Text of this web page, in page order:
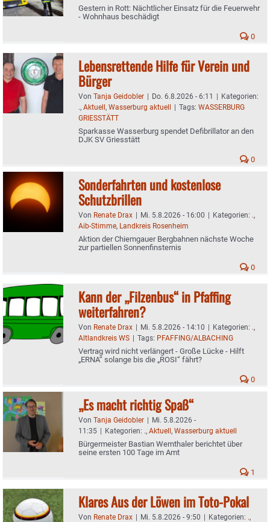
Gestern in Rott: Nächtlicher Einsatz für die Feuerwehr
- Wohnhaus beschädigt
0
Lebensrettende Hilfe für Verein und
Bürger
Von Tanja Geidobler | Do. 6.8.2026 - 6:11 | Kategorien:
., Aktuell, Wasserburg aktuell | Tags: WASSERBURG
GRIESSTÄTT
Sparkasse Wasserburg spendet Defibrillator an den
DJK SV Griesstätt
0
Sonderfahrten und kostenlose
Schutzbrillen
Von Renate Drax | Mi. 5.8.2026 - 16:00 | Kategorien: .,
Aib-Stimme, Landkreis Rosenheim
Aktion der Chiemgauer Bergbahnen nächste Woche
zur partiellen Sonnenfinsternis
0
Kann der „Filzenbus“ in Pfaffing
weiterfahren?
Von Renate Drax | Mi. 5.8.2026 - 14:10 | Kategorien: .,
Altlandkreis WS | Tags: PFAFFING/ALBACHING
Vertrag wird nicht verlängert - Große Lücke - Hilft
„ERNA“ solange bis die „ROSI“ fährt?
0
„Es macht richtig Spaß“
Von Tanja Geidobler | Mi. 5.8.2026 -
11:35 | Kategorien: ., Aktuell, Wasserburg aktuell
Bürgermeister Bastian Wernthaler berichtet über
seine ersten 100 Tage im Amt
1
Klares Aus der Löwen im Toto-Pokal
Von Renate Drax | Mi. 5.8.2026 - 9:50 | Kategorien: .,